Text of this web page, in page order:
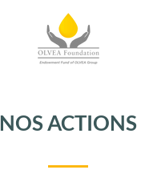
NOS ACTIONS